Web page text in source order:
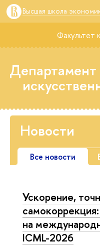
Высшая школа
Факультет
Департамент
Новости
Все новости
Ускорение,
на
ICML-2026